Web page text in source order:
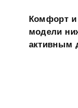
Комфорт и
модели
активным